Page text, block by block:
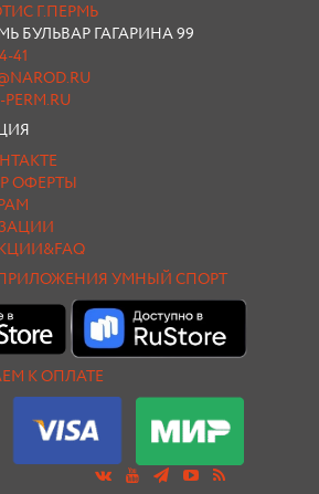
Г.ПЕРМЬ
БУЛЬВАР ГАГАРИНА 99
41
ОФЕРТЫ
УМНЫЙ СПОРТ
К ОПЛАТЕ